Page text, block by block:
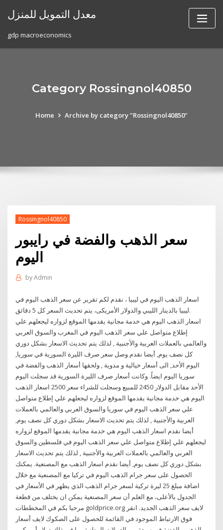
معدل التمويل للمنزل
gdp macroeconomics
Category Rossingnol40850
Home Archive by category "Rossingnol40850"
Rossingnol40850
سعر الذهب والفضة في رايبور
اليوم
byAdmin
اسعار الذهب اليوم في ليبيا ، نقدم لكم تقرير عن سعر الذهب اليوم في
ليبيا بالدينار الليبي والدولار الأمريكى، يتم تحديث السعر كل 5 دقائق.
اسعار الذهب اليوم هي خدمة مجانية يقدمها الموقع لزواره ليجعلهم علي
إطلاع متواصل علي سعر الذهب اليوم في المغرب والسوق العربي
والعالمي بالعملات العربية والأجنبية , لذلك يتم تحديث الاسعار بشكل دوري
كل نصف يوم, أيضا نقدم وصل سعر صرف الليرة السورية في سوريا,
اليوم الأحد, الى أسعار خيالية و مدوية , ولحقها أسعار الذهب والفضة في
سوريا اليوم ايضاً. وكانت أسعار صرف الليرة السورية قد سجلت اليوم
الأحد مقابل الدولار 2450 للمبيع وسجلت للشراء سعر 2500 اسعار الذهب
اليوم هي خدمة مجانية يقدمها الموقع لزواره ليجعلهم علي إطلاع متواصل
علي سعر الذهب اليوم في سوريا والسوق العربي والعالمي بالعملات
العربية والأجنبية , لذلك يتم تحديث الاسعار بشكل دوري كل نصف يوم,
أيضا نقدم اسعار الذهب اليوم هي خدمة مجانية يقدمها الموقع لزواره
ليجعلهم علي إطلاع متواصل علي سعر الذهب اليوم في فلسطين والسوق
العربي والعالمي بالعملات العربية والأجنبية , لذلك يتم تحديث الاسعار
بشكل دوري كل نصف يوم, أيضا نقدم اسعار الذهب مع المصنعية. يمكنك
الحصول على سعر جرام الذهب اليوم في تركيا مع المصنعية مع خلال
اضافة مبلغ 25 ليرة تركية لسعر جرام الذهب الذي يظهر في الأسعار في
الجدول بالأعلى، مع العلم أن سعر المصنعية يمكن ان يختلف من قطعة
مرحبا بكم في المخططات goldprice.org لايف سعر الذهب الجديد. انقر
فوق الارتباط الموجود في القائمة للحصول على الصكوك لايف أسعار